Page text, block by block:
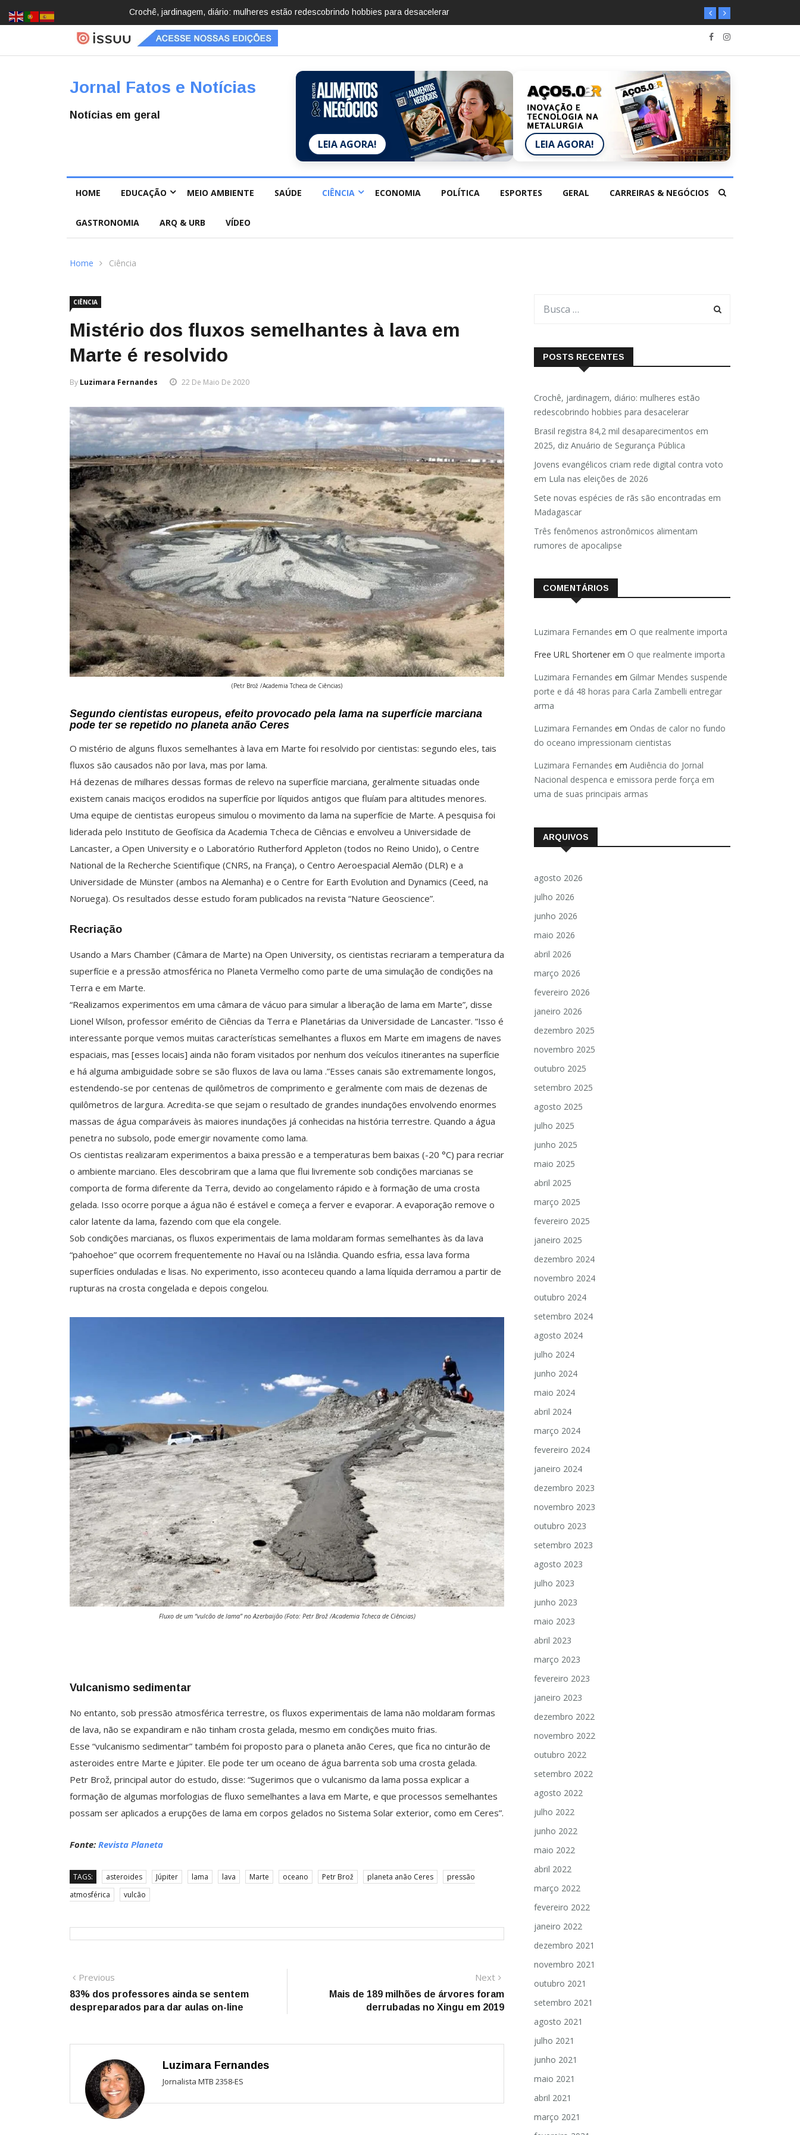
Brasil registra 84,2 mil desaparecimentos em 2025, diz Anuário de Segurança Pública
Jornal Fatos e Notícias
Notícias em geral
LEIA AGORA! LEIA AGORA!
HOME EDUCAÇÃO MEIO AMBIENTE SAÚDE CIÊNCIA ECONOMIA POLÍTICA ESPORTES GERAL CARREIRAS & NEGÓCIOS
GASTRONOMIA ARQ & URB VÍDEO
Home Ciência
CIÊNCIA
Mistério dos fluxos semelhantes à lava em
Marte é resolvido
By Luzimara Fernandes 22 De Maio De 2020
(Petr Brož /Academia Tcheca de Ciências)
Segundo cientistas europeus, efeito provocado pela lama na superfície marciana
pode ter se repetido no planeta anão Ceres
O mistério de alguns fluxos semelhantes à lava em Marte foi resolvido por cientistas: segundo eles, tais
fluxos são causados ​​não por lava, mas por lama.
Há dezenas de milhares dessas formas de relevo na superfície marciana, geralmente situadas onde
existem canais maciços erodidos na superfície por líquidos antigos que fluíam para altitudes menores.
Uma equipe de cientistas europeus simulou o movimento da lama na superfície de Marte. A pesquisa foi
liderada pelo Instituto de Geofísica da Academia Tcheca de Ciências e envolveu a Universidade de
Lancaster, a Open University e o Laboratório Rutherford Appleton (todos no Reino Unido), o Centre
National de la Recherche Scientifique (CNRS, na França), o Centro Aeroespacial Alemão (DLR) e a
Universidade de Münster (ambos na Alemanha) e o Centre for Earth Evolution and Dynamics (Ceed, na
Noruega). Os resultados desse estudo foram publicados na revista “Nature Geoscience”.
Recriação
Usando a Mars Chamber (Câmara de Marte) na Open University, os cientistas recriaram a temperatura da
superfície e a pressão atmosférica no Planeta Vermelho como parte de uma simulação de condições na
Terra e em Marte.
“Realizamos experimentos em uma câmara de vácuo para simular a liberação de lama em Marte”, disse
Lionel Wilson, professor emérito de Ciências da Terra e Planetárias da Universidade de Lancaster. “Isso é
interessante porque vemos muitas características semelhantes a fluxos em Marte em imagens de naves
espaciais, mas [esses locais] ainda não foram visitados por nenhum dos veículos itinerantes na superfície
e há alguma ambiguidade sobre se são fluxos de lava ou lama .”Esses canais são extremamente longos,
estendendo-se por centenas de quilômetros de comprimento e geralmente com mais de dezenas de
quilômetros de largura. Acredita-se que sejam o resultado de grandes inundações envolvendo enormes
massas de água comparáveis ​​às maiores inundações já conhecidas na história terrestre. Quando a água
penetra no subsolo, pode emergir novamente como lama.
Os cientistas realizaram experimentos a baixa pressão e a temperaturas bem baixas (-20 °C) para recriar
o ambiente marciano. Eles descobriram que a lama que flui livremente sob condições marcianas se
comporta de forma diferente da Terra, devido ao congelamento rápido e à formação de uma crosta
gelada. Isso ocorre porque a água não é estável e começa a ferver e evaporar. A evaporação remove o
calor latente da lama, fazendo com que ela congele.
Sob condições marcianas, os fluxos experimentais de lama moldaram formas semelhantes às da lava
“pahoehoe” que ocorrem frequentemente no Havaí ou na Islândia. Quando esfria, essa lava forma
superfícies onduladas e lisas. No experimento, isso aconteceu quando a lama líquida derramou a partir de
rupturas na crosta congelada e depois congelou.
Fluxo de um “vulcão de lama” no Azerbaijão (Foto: Petr Brož /Academia Tcheca de Ciências)
Vulcanismo sedimentar
No entanto, sob pressão atmosférica terrestre, os fluxos experimentais de lama não moldaram formas
de lava, não se expandiram e não tinham crosta gelada, mesmo em condições muito frias.
Esse “vulcanismo sedimentar” também foi proposto para o planeta anão Ceres, que fica no cinturão de
asteroides entre Marte e Júpiter. Ele pode ter um oceano de água barrenta sob uma crosta gelada.
Petr Brož, principal autor do estudo, disse: “Sugerimos que o vulcanismo da lama possa explicar a
formação de algumas morfologias de fluxo semelhantes a lava em Marte, e que processos semelhantes
possam ser aplicados a erupções de lama em corpos gelados no Sistema Solar exterior, como em Ceres”.
Fonte: Revista Planeta
TAGS: asteroides Júpiter lama lava Marte oceano Petr Brož planeta anão Ceres
pressão
atmosférica
vulcão
Navegação
de
Previous
post:
83% dos professores ainda se sentem
despreparados para dar aulas on-line
Next
post:
Mais de 189 milhões de árvores foram
derrubadas no Xingu em 2019
Luzimara Fernandes
Jornalista MTB 2358-ES
POSTS RECENTES
Crochê, jardinagem, diário: mulheres estão
redescobrindo hobbies para desacelerar
Brasil registra 84,2 mil desaparecimentos em
2025, diz Anuário de Segurança Pública
Jovens evangélicos criam rede digital contra voto
em Lula nas eleições de 2026
Sete novas espécies de rãs são encontradas em
Madagascar
Três fenômenos astronômicos alimentam
rumores de apocalipse
COMENTÁRIOS
Luzimara Fernandes em O que realmente importa
Free URL Shortener em O que realmente importa
Luzimara Fernandes em Gilmar Mendes suspende
porte e dá 48 horas para Carla Zambelli entregar
arma
Luzimara Fernandes em Ondas de calor no fundo
do oceano impressionam cientistas
Luzimara Fernandes em Audiência do Jornal
Nacional despenca e emissora perde força em
uma de suas principais armas
ARQUIVOS
agosto 2026
julho 2026
junho 2026
maio 2026
abril 2026
março 2026
fevereiro 2026
janeiro 2026
dezembro 2025
novembro 2025
outubro 2025
setembro 2025
agosto 2025
julho 2025
junho 2025
maio 2025
abril 2025
março 2025
fevereiro 2025
janeiro 2025
dezembro 2024
novembro 2024
outubro 2024
setembro 2024
agosto 2024
julho 2024
junho 2024
maio 2024
abril 2024
março 2024
fevereiro 2024
janeiro 2024
dezembro 2023
novembro 2023
outubro 2023
setembro 2023
agosto 2023
julho 2023
junho 2023
maio 2023
abril 2023
março 2023
fevereiro 2023
janeiro 2023
dezembro 2022
novembro 2022
outubro 2022
setembro 2022
agosto 2022
julho 2022
junho 2022
maio 2022
abril 2022
março 2022
fevereiro 2022
janeiro 2022
dezembro 2021
novembro 2021
outubro 2021
setembro 2021
agosto 2021
julho 2021
junho 2021
maio 2021
abril 2021
março 2021